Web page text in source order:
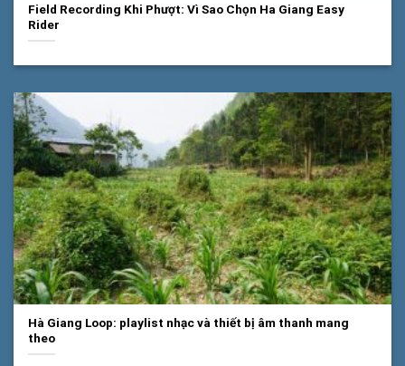
Field Recording Khi Phượt: Vì Sao Chọn Ha Giang Easy
Rider
Hà Giang Loop: playlist nhạc và thiết bị âm thanh mang
theo